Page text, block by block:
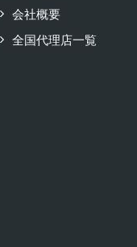
会社概要
全国代理店一覧